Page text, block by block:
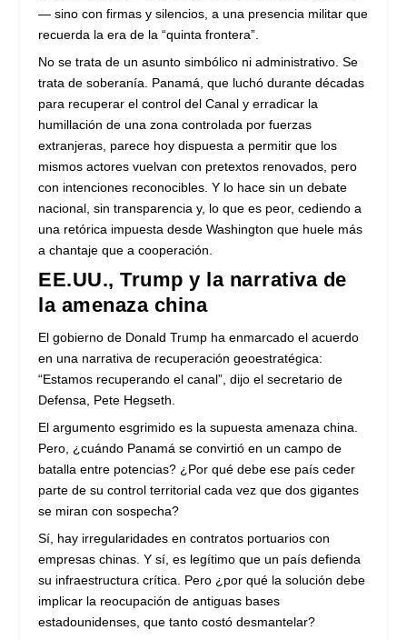
— sino con firmas y silencios, a una presencia militar que
recuerda la era de la “quinta frontera”.
No se trata de un asunto simbólico ni administrativo. Se
trata de soberanía. Panamá, que luchó durante décadas
para recuperar el control del Canal y erradicar la
humillación de una zona controlada por fuerzas
extranjeras, parece hoy dispuesta a permitir que los
mismos actores vuelvan con pretextos renovados, pero
con intenciones reconocibles. Y lo hace sin un debate
nacional, sin transparencia y, lo que es peor, cediendo a
una retórica impuesta desde Washington que huele más
a chantaje que a cooperación.
EE.UU., Trump y la narrativa de
la amenaza china
El gobierno de Donald Trump ha enmarcado el acuerdo
en una narrativa de recuperación geoestratégica:
“Estamos recuperando el canal”, dijo el secretario de
Defensa, Pete Hegseth.
El argumento esgrimido es la supuesta amenaza china.
Pero, ¿cuándo Panamá se convirtió en un campo de
batalla entre potencias? ¿Por qué debe ese país ceder
parte de su control territorial cada vez que dos gigantes
se miran con sospecha?
Sí, hay irregularidades en contratos portuarios con
empresas chinas. Y sí, es legítimo que un país defienda
su infraestructura crítica. Pero ¿por qué la solución debe
implicar la reocupación de antiguas bases
estadounidenses, que tanto costó desmantelar?